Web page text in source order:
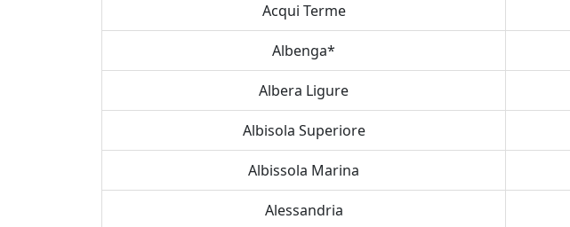
Acqui Terme
Albenga*
Albera Ligure
Albisola Superiore
Albissola Marina
Alessandria